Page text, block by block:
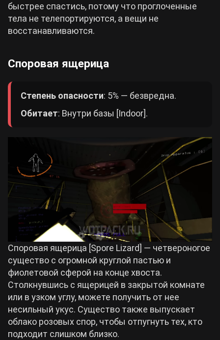
быстрее спастись, потому что проглоченные
тела не телепортируются, а вещи не
восстанавливаются.
Споровая ящерица
Степень опасности: 5% — безвредна.
Обитает: Внутри базы [Indoor].
Споровая ящерица [Spore Lizard] — четвероногое
существо с огромной круглой пастью и
фиолетовой сферой на конце хвоста.
Столкнувшись с ящерицей в закрытой комнате
или в узком углу, можете получить от нее
несильный укус. Существо также выпускает
облако розовых спор, чтобы отпугнуть тех, кто
подходит слишком близко.